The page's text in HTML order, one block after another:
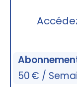
50 € /